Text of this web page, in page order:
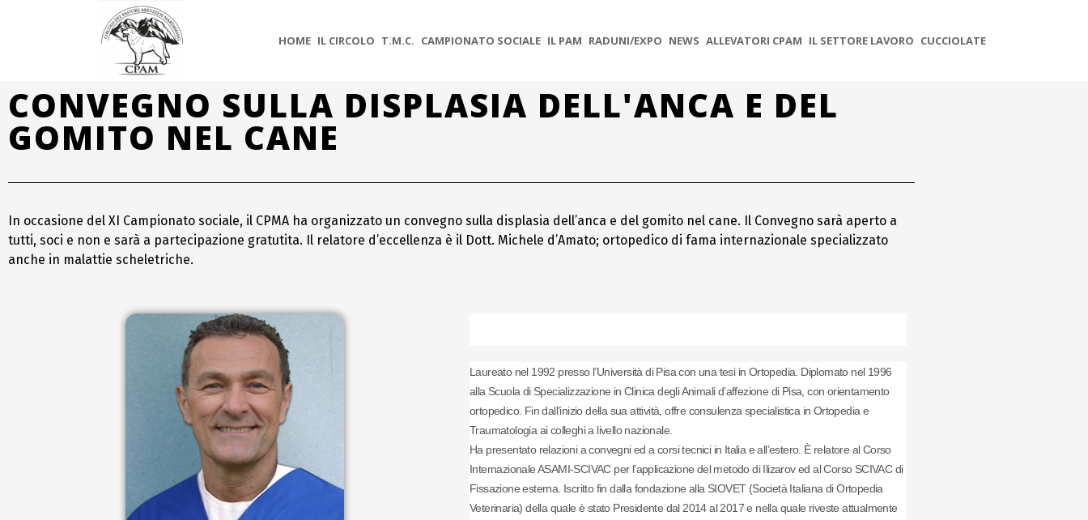
HOME IL CIRCOLO T.M.C. CAMPIONATO SOCIALE IL PAM RADUNI/EXPO NEWS ALLEVATORI CPAM IL SETTORE LAVORO CUCCIOLATE
CONVEGNO SULLA DISPLASIA DELL'ANCA E DEL
GOMITO NEL CANE
In occasione del XI Campionato sociale, il CPMA ha organizzato un convegno sulla displasia dell’anca e del gomito nel cane. Il Convegno sarà aperto a
tutti, soci e non e sarà a partecipazione gratutita. Il relatore d’eccellenza è il Dott. Michele d’Amato; ortopedico di fama internazionale specializzato
anche in malattie scheletriche.
Laureato nel 1992 presso l’Università di Pisa con una tesi in Ortopedia. Diplomato nel 1996
alla Scuola di Specializzazione in Clinica degli Animali d’affezione di Pisa, con orientamento
ortopedico. Fin dall’inizio della sua attività, offre consulenza specialistica in Ortopedia e
Traumatologia ai colleghi a livello nazionale.
Ha presentato relazioni a convegni ed a corsi tecnici in Italia e all’estero. È relatore al Corso
Internazionale ASAMI-SCIVAC per l’applicazione del metodo di Ilizarov ed al Corso SCIVAC di
Fissazione esterna. Iscritto fin dalla fondazione alla SIOVET (Società Italiana di Ortopedia
Veterinaria) della quale è stato Presidente dal 2014 al 2017 e nella quale riveste attualmente